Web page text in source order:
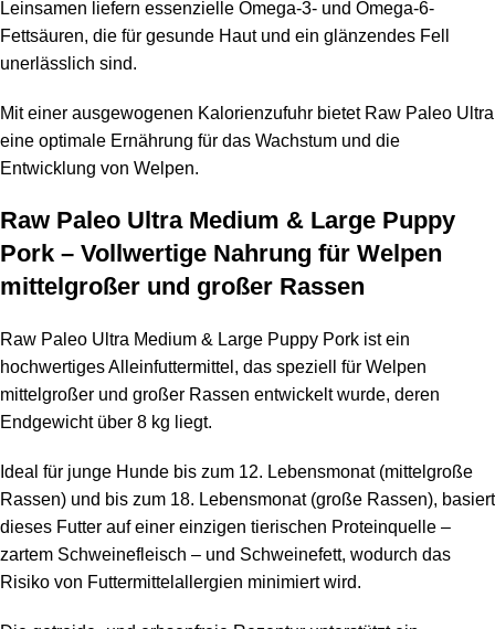
Leinsamen liefern essenzielle Omega-3- und Omega-6-
Fettsäuren, die für gesunde Haut und ein glänzendes Fell
unerlässlich sind.
Mit einer ausgewogenen Kalorienzufuhr bietet Raw Paleo Ultra
eine optimale Ernährung für das Wachstum und die
Entwicklung von Welpen.
Raw Paleo Ultra Medium & Large Puppy
Pork – Vollwertige Nahrung für Welpen
mittelgroßer und großer Rassen
Raw Paleo Ultra Medium & Large Puppy Pork ist ein
hochwertiges Alleinfuttermittel, das speziell für Welpen
mittelgroßer und großer Rassen entwickelt wurde, deren
Endgewicht über 8 kg liegt.
Ideal für junge Hunde bis zum 12. Lebensmonat (mittelgroße
Rassen) und bis zum 18. Lebensmonat (große Rassen), basiert
dieses Futter auf einer einzigen tierischen Proteinquelle –
zartem Schweinefleisch – und Schweinefett, wodurch das
Risiko von Futtermittelallergien minimiert wird.